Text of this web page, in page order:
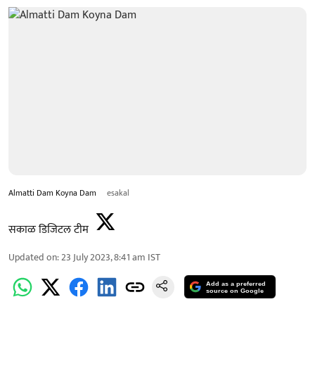
Almatti Dam Koyna Dam esakal
सकाळ डिजिटल टीम
Updated on:23 July 2023, 8:41 am IST
Add as a preferred
source on Google